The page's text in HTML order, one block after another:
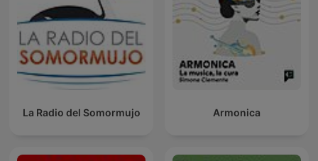
La Radio del Somormujo Armonica